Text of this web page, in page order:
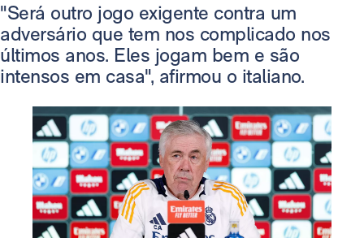
"Será outro jogo exigente contra um
adversário que tem nos complicado nos
últimos anos. Eles jogam bem e são
intensos em casa", afirmou o italiano.